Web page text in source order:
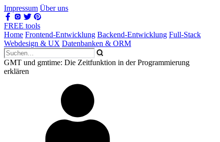
Impressum Über uns
FREE tools
Home Frontend-Entwicklung Backend-Entwicklung Full-Stack
Webdesign & UX Datenbanken & ORM
GMT und gmtime: Die Zeitfunktion in der Programmierung
erklären